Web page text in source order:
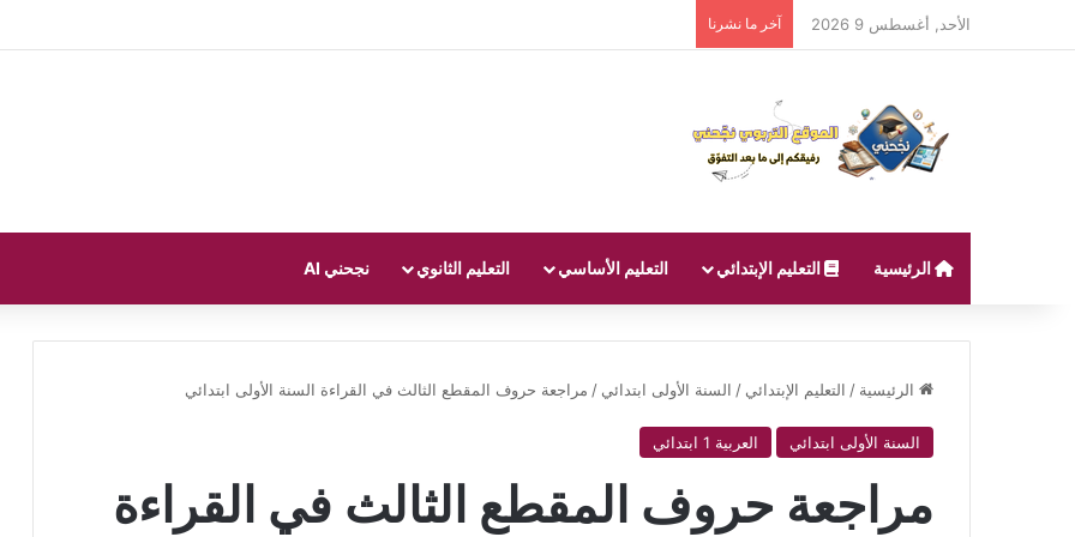
الأحد, أغسطس 9 2026 آخر ما نشرنا
الرئيسية التعليم الإبتدائي التعليم الأساسي التعليم الثانوي نجحني AI
الرئيسية / التعليم الإبتدائي / السنة الأولى ابتدائي / مراجعة حروف المقطع الثالث في القراءة السنة الأولى ابتدائي
السنة الأولى ابتدائي العربية 1 ابتدائي
مراجعة حروف المقطع الثالث في القراءة